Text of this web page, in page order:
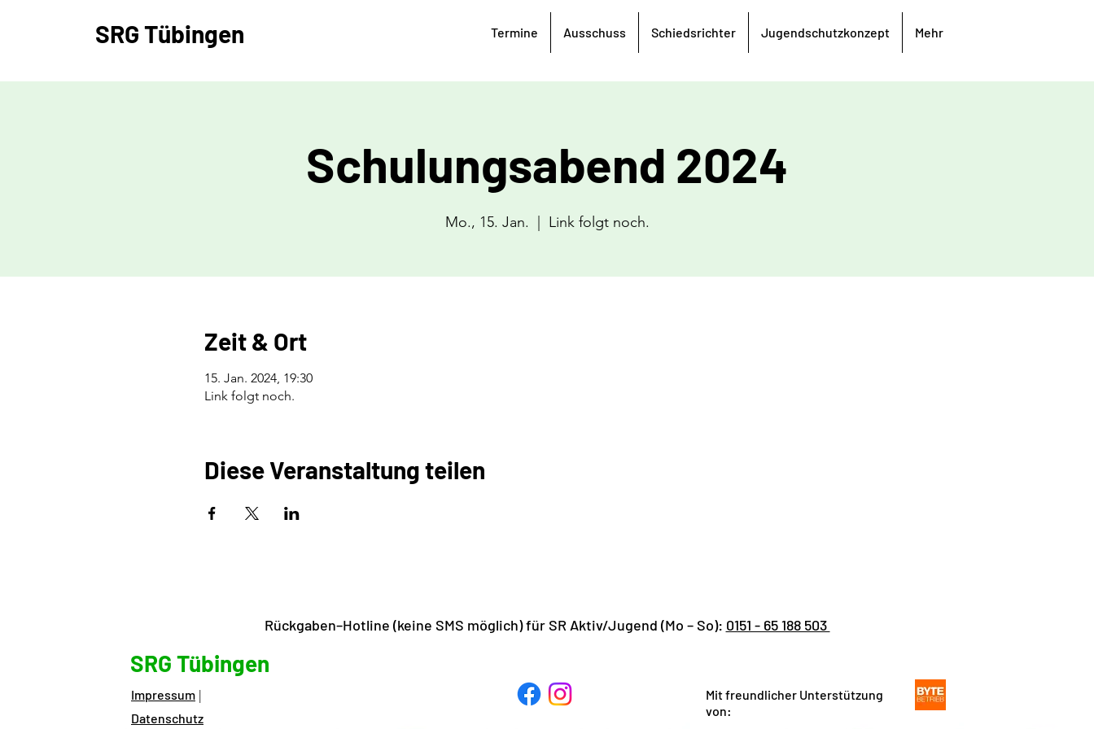
SRGTübingen Termine Ausschuss Schiedsrichter Jugendschutzkonzept Mehr
Schulungsabend 2024
Mo., 15. Jan. Link folgt noch.
Zeit & Ort
15. Jan. 2024, 19:30
Link folgt noch.
Diese Veranstaltung teilen
SRG Tübingen
Impressum |
Datenschutz
Mit freundlicher Unterstützung
von:
Rückgaben–Hotline (keine SMS möglich) für SR Aktiv/Jugend (Mo – So): 0151 - 65 188 503